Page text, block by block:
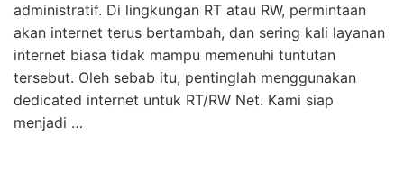
administratif. Di lingkungan RT atau RW, permintaan
akan internet terus bertambah, dan sering kali layanan
internet biasa tidak mampu memenuhi tuntutan
tersebut. Oleh sebab itu, pentinglah menggunakan
dedicated internet untuk RT/RW Net. Kami siap
menjadi …